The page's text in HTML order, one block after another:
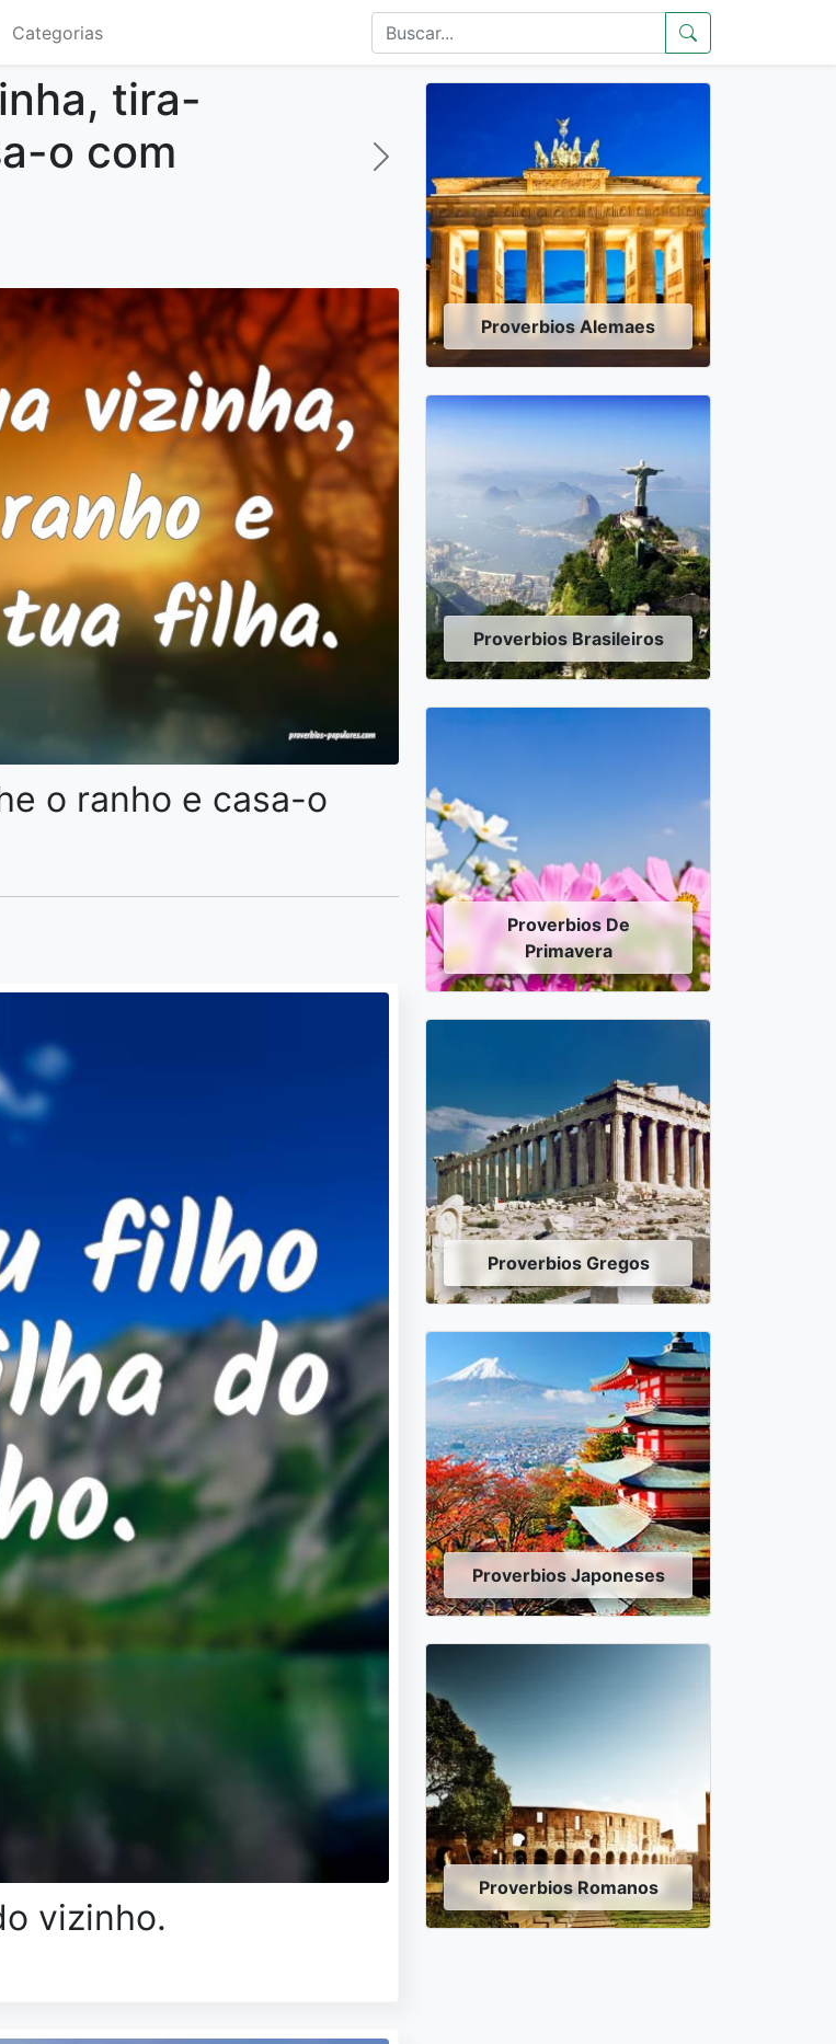
Categorias
tira-
o com
o ranho e casa-o
vizinho.
Proverbios Alemaes
Proverbios Brasileiros
Proverbios De
Primavera
Proverbios Gregos
Proverbios Japoneses
Proverbios Romanos